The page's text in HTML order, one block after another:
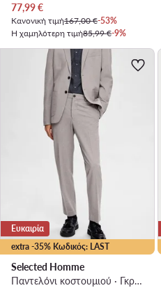
Τρέχουσα τιμή
77,99€
Κανονική τιμή167,00 €-53%
Η χαμηλότερη τιμή85,99 €-9%
extra -35% Κωδικός: LAST
Ευκαιρία
Selected Homme
Παντελόνι κοστουμιού · Γκρι · Slim Fit